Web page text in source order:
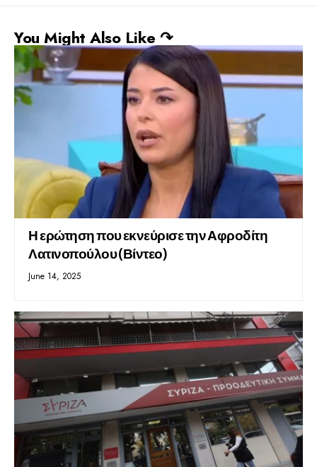
You Might Also Like ↷
Η ερώτηση που εκνεύρισε την Αφροδίτη
Λατινοπούλου (Βίντεο)
June 14, 2025